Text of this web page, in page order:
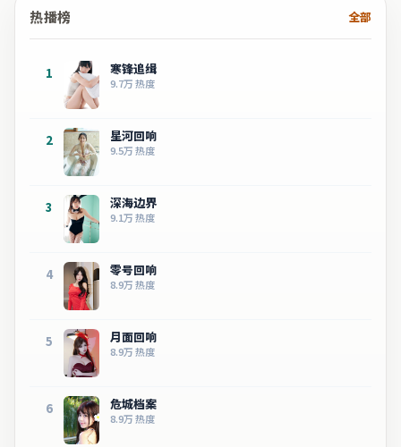
热播榜 全部
1 寒锋追缉
9.7万热度
2 星河回响
9.5万热度
3 深海边界
9.1万热度
4 零号回响
8.9万热度
5 月面回响
8.9万热度
6 危城档案
8.9万热度